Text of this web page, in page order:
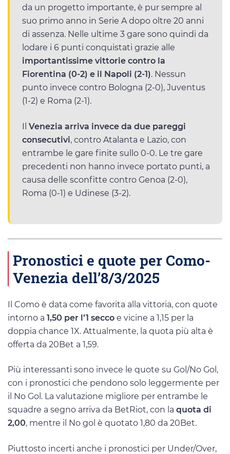
da un progetto importante, è pur sempre al
suo primo anno in Serie A dopo oltre 20 anni
di assenza. Nelle ultime 3 gare sono quindi da
lodare i 6 punti conquistati grazie alle
importantissime vittorie contro la
Fiorentina (0-2) e il Napoli (2-1). Nessun
punto invece contro Bologna (2-0), Juventus
(1-2) e Roma (2-1).
Il Venezia arriva invece da due pareggi
consecutivi, contro Atalanta e Lazio, con
entrambe le gare finite sullo 0-0. Le tre gare
precedenti non hanno invece portato punti, a
causa delle sconfitte contro Genoa (2-0),
Roma (0-1) e Udinese (3-2).
Pronostici e quote per Como-
Venezia dell’8/3/2025
Il Como è data come favorita alla vittoria, con quote
intorno a 1,50 per l’1 secco e vicine a 1,15 per la
doppia chance 1X. Attualmente, la quota più alta è
offerta da 20Bet a 1,59.
Più interessanti sono invece le quote su Gol/No Gol,
con i pronostici che pendono solo leggermente per
il No Gol. La valutazione migliore per entrambe le
squadre a segno arriva da BetRiot, con la quota di
2,00, mentre il No gol è quotato 1,80 da 20Bet.
Piuttosto incerti anche i pronostici per Under/Over,